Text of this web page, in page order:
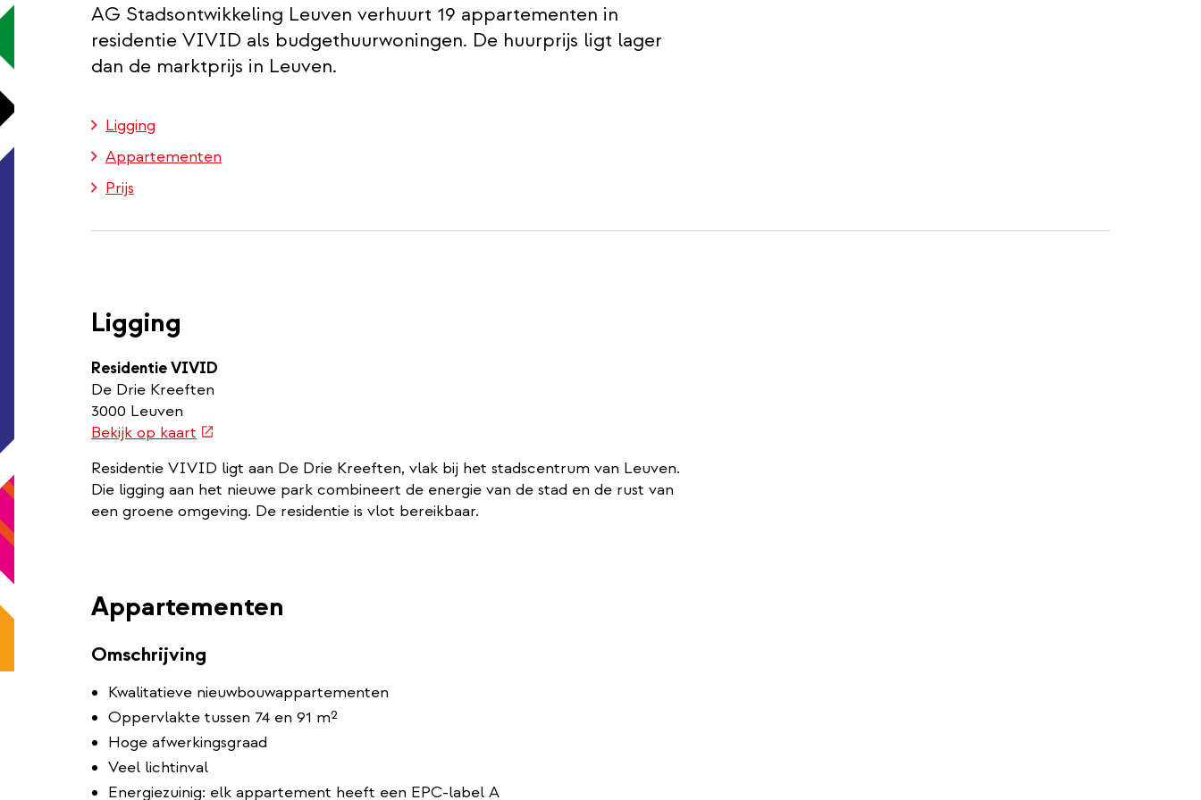
AG Stadsontwikkeling Leuven verhuurt 19 appartementen in
residentie VIVID als budgethuurwoningen. De huurprijs ligt lager
dan de marktprijs in Leuven.
Ligging
Appartementen
Prijs
Ligging
Residentie VIVID
De Drie Kreeften
3000 Leuven
Bekijk op kaart (externe
Residentie VIVID ligt aan De Drie Kreeften, vlak bij het stadscentrum van Leuven.
Die ligging aan het nieuwe park combineert de energie van de stad en de rust van
een groene omgeving. De residentie is vlot bereikbaar.
Appartementen
Omschrijving
Kwalitatieve nieuwbouwappartementen
Oppervlakte tussen 74 en 91 m²
Hoge afwerkingsgraad
Veel lichtinval
Energiezuinig: elk appartement heeft een EPC-label A